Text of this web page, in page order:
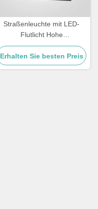
Straßenleuchte mit LED-
Flutlicht Hohe
Lichtwirksamkeit über
110lmW Temperatur
Toleranz von minus 20°C bis
Erhalten Sie besten Preis